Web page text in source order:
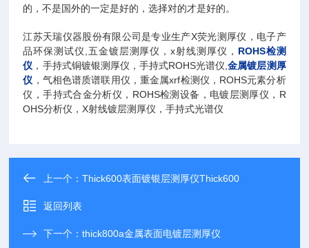
的，不是国外的一定是好的，选择对的才是好的。
江苏天瑞仪器股份有限公司是专业生产X荧光测厚仪，电子产
品环保测试仪,五金镀层测厚仪，x射线测厚仪， ROHS检测
仪 ，手持式铜镀银测厚仪，手持式ROHS光谱仪,金属镀层测厚
仪 ，气相色谱质谱联用仪，重金属xrf检测仪，ROHS元素分析
仪，手持式合金分析仪，ROHS检测设备，电镀层测厚仪，R
OHS分析仪，X射线镀层测厚仪，手持式光谱仪
上一个：Thick600表面镀银层测厚仪Thick600
返回列表
下一个：thick800a金属表面电镀层测厚仪